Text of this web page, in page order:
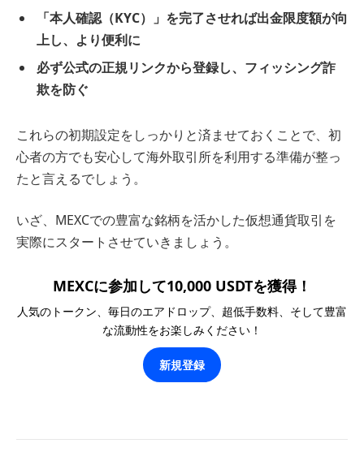
「本人確認（KYC）」を完了させれば出金限度額が向
上し、より便利に
必ず公式の正規リンクから登録し、フィッシング詐
欺を防ぐ
これらの初期設定をしっかりと済ませておくことで、初
心者の方でも安心して海外取引所を利用する準備が整っ
たと言えるでしょう。
いざ、MEXCでの豊富な銘柄を活かした仮想通貨取引を
実際にスタートさせていきましょう。
MEXCに参加して10,000 USDTを獲得！
人気のトークン、毎日のエアドロップ、超低手数料、そして豊富
な流動性をお楽しみください！
新規登録